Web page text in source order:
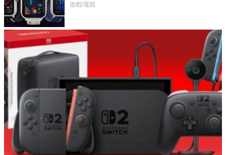
不過竟然不能連手機？
遊戲/電競